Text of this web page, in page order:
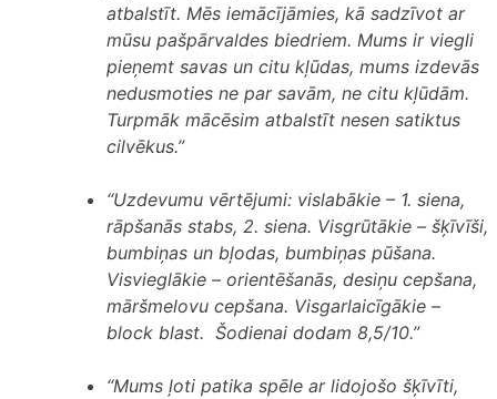
atbalstīt. Mēs iemācījāmies, kā sadzīvot ar
mūsu pašpārvaldes biedriem. Mums ir viegli
pieņemt savas un citu kļūdas, mums izdevās
nedusmoties ne par savām, ne citu kļūdām.
Turpmāk mācēsim atbalstīt nesen satiktus
cilvēkus.”
“Uzdevumu vērtējumi: vislabākie – 1. siena,
rāpšanās stabs, 2. siena. Visgrūtākie – šķīvīši,
bumbiņas un bļodas, bumbiņas pūšana.
Visvieglākie – orientēšanās, desiņu cepšana,
māršmelovu cepšana. Visgarlaicīgākie –
block blast. Šodienai dodam 8,5/10.”
“Mums ļoti patika spēle ar lidojošo šķīvīti,